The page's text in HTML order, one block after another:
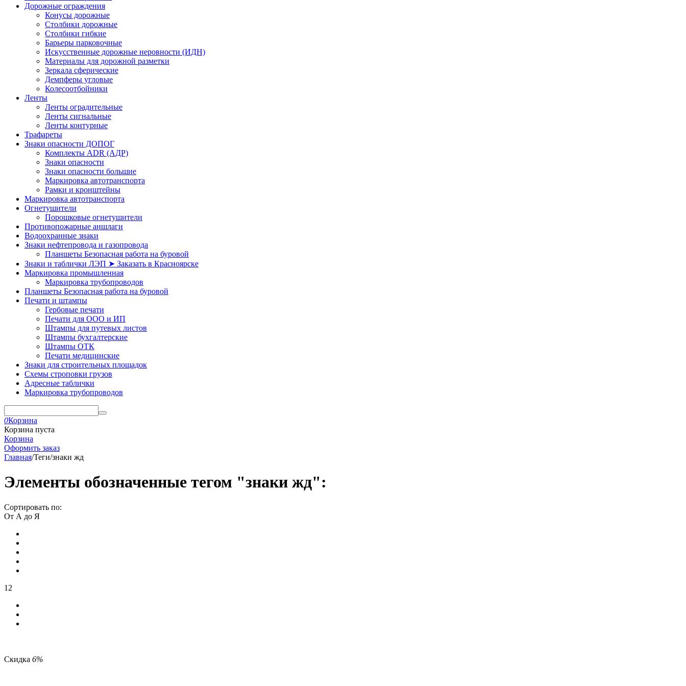
Дорожные ограждения
Конусы дорожные
Столбики дорожные
Столбики гибкие
Барьеры парковочные
Искусственные дорожные неровности (ИДН)
Материалы для дорожной разметки
Зеркала сферические
Демпферы угловые
Колесоотбойники
Ленты
Ленты оградительные
Ленты сигнальные
Ленты контурные
Трафареты
Знаки опасности ДОПОГ
Комплекты ADR (АДР)
Знаки опасности
Знаки опасности большие
Маркировка автотранспорта
Рамки и кронштейны
Маркировка автотранспорта
Огнетушители
Порошковые огнетушители
Противопожарные аншлаги
Водоохранные знаки
Знаки нефтепровода и газопровода
Планшеты Безопасная работа на буровой
Знаки и таблички ЛЭП ➤ Заказать в Красноярске
Маркировка промышленная
Маркировка трубопроводов
Планшеты Безопасная работа на буровой
Печати и штампы
Гербовые печати
Печати для ООО и ИП
Штампы для путевых листов
Штампы бухгалтерские
Штампы ОТК
Печати медицинские
Знаки для строительных площадок
Схемы строповки грузов
Адресные таблички
Маркировка трубопроводов
0Корзина
Корзина пуста
Корзина
Оформить заказ
Главная/Теги/знаки жд
Элементы обозначенные тегом "знаки жд":
Сортировать по:
От А до Я
12
Скидка 6%